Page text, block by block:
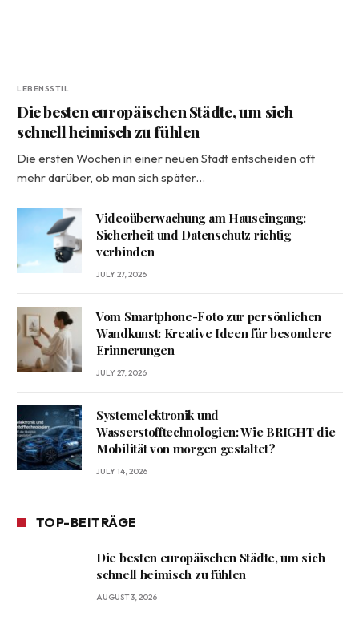
LEBENSSTIL
Die besten europäischen Städte, um sich
schnell heimisch zu fühlen
Die ersten Wochen in einer neuen Stadt entscheiden oft
mehr darüber, ob man sich später…
Videoüberwachung am Hauseingang:
Sicherheit und Datenschutz richtig
verbinden
JULY 27, 2026
Vom Smartphone-Foto zur persönlichen
Wandkunst: Kreative Ideen für besondere
Erinnerungen
JULY 27, 2026
Systemelektronik und
Wasserstofftechnologien: Wie BRIGHT die
Mobilität von morgen gestaltet?
JULY 14, 2026
TOP-BEITRÄGE
Die besten europäischen Städte, um sich
schnell heimisch zu fühlen
AUGUST 3, 2026